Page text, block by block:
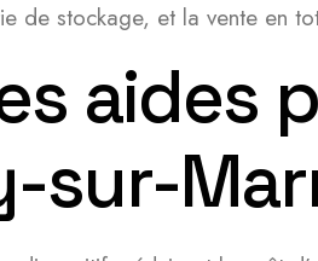
de stockage, et la vente en
aides
sur-